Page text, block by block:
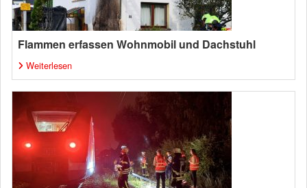
Flammen erfassen Wohnmobil und Dachstuhl
Weiterlesen